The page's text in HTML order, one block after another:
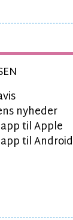
nyheder
til Apple
til Android